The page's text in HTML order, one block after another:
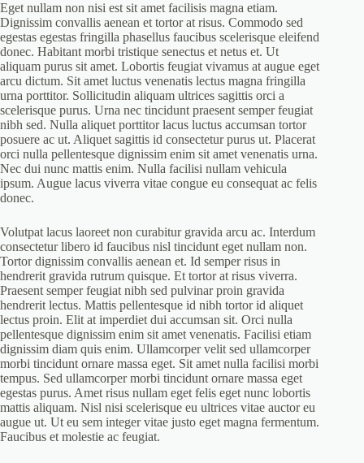
Eget nullam non nisi est sit amet facilisis magna etiam.
Dignissim convallis aenean et tortor at risus. Commodo sed
egestas egestas fringilla phasellus faucibus scelerisque eleifend
donec. Habitant morbi tristique senectus et netus et. Ut
aliquam purus sit amet. Lobortis feugiat vivamus at augue eget
arcu dictum. Sit amet luctus venenatis lectus magna fringilla
urna porttitor. Sollicitudin aliquam ultrices sagittis orci a
scelerisque purus. Urna nec tincidunt praesent semper feugiat
nibh sed. Nulla aliquet porttitor lacus luctus accumsan tortor
posuere ac ut. Aliquet sagittis id consectetur purus ut. Placerat
orci nulla pellentesque dignissim enim sit amet venenatis urna.
Nec dui nunc mattis enim. Nulla facilisi nullam vehicula
ipsum. Augue lacus viverra vitae congue eu consequat ac felis
donec.
Volutpat lacus laoreet non curabitur gravida arcu ac. Interdum
consectetur libero id faucibus nisl tincidunt eget nullam non.
Tortor dignissim convallis aenean et. Id semper risus in
hendrerit gravida rutrum quisque. Et tortor at risus viverra.
Praesent semper feugiat nibh sed pulvinar proin gravida
hendrerit lectus. Mattis pellentesque id nibh tortor id aliquet
lectus proin. Elit at imperdiet dui accumsan sit. Orci nulla
pellentesque dignissim enim sit amet venenatis. Facilisi etiam
dignissim diam quis enim. Ullamcorper velit sed ullamcorper
morbi tincidunt ornare massa eget. Sit amet nulla facilisi morbi
tempus. Sed ullamcorper morbi tincidunt ornare massa eget
egestas purus. Amet risus nullam eget felis eget nunc lobortis
mattis aliquam. Nisl nisi scelerisque eu ultrices vitae auctor eu
augue ut. Ut eu sem integer vitae justo eget magna fermentum.
Faucibus et molestie ac feugiat.